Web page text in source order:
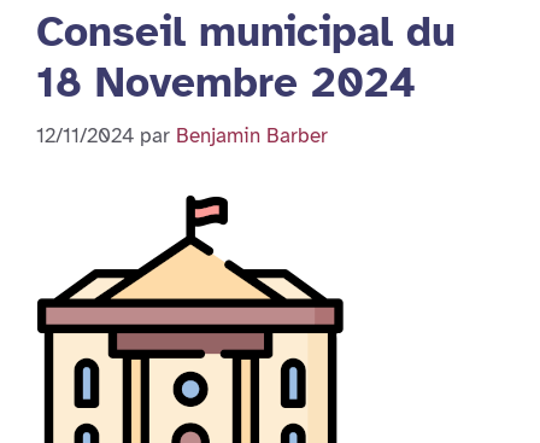
Conseil municipal du
18 Novembre 2024
12/11/2024 par Benjamin Barber